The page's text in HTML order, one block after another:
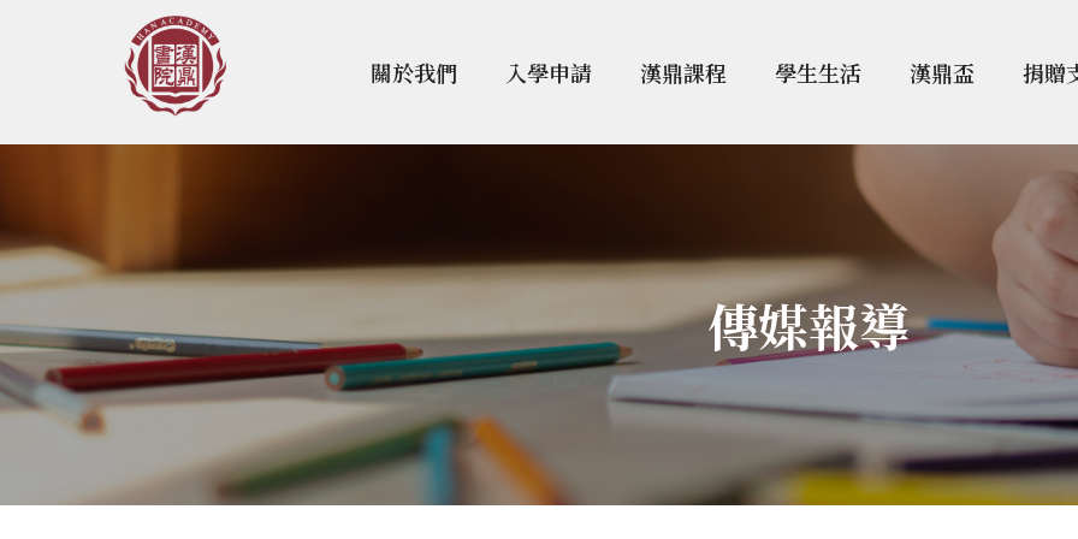
關於我們 入學申請 漢鼎課程 學生生活 漢鼎盃 捐贈
傳媒報導